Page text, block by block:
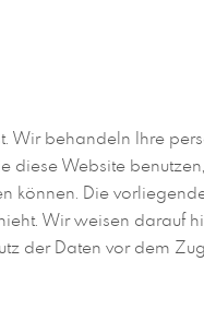
Wir behandeln Ihre
diese Website
Die
Wir weisen darauf
der Daten vor dem